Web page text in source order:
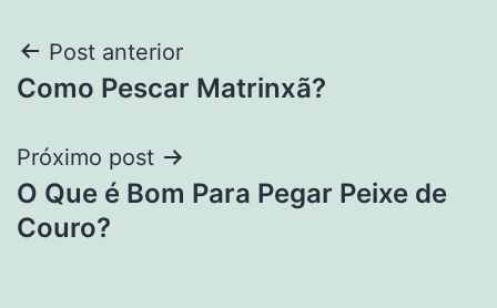
Navegação
de
Post
Post anterior
Como Pescar Matrinxã?
Próximo post
O Que é Bom Para Pegar Peixe de
Couro?